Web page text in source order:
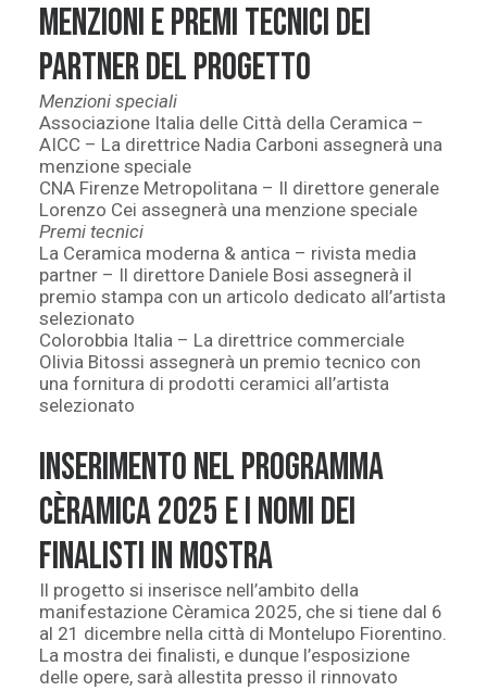
Menzioni e premi tecnici dei
partner del progetto
Menzioni speciali
Associazione Italia delle Città della Ceramica –
AICC – La direttrice Nadia Carboni assegnerà una
menzione speciale
CNA Firenze Metropolitana – Il direttore generale
Lorenzo Cei assegnerà una menzione speciale
Premi tecnici
La Ceramica moderna & antica – rivista media
partner – Il direttore Daniele Bosi assegnerà il
premio stampa con un articolo dedicato all’artista
selezionato
Colorobbia Italia – La direttrice commerciale
Olivia Bitossi assegnerà un premio tecnico con
una fornitura di prodotti ceramici all’artista
selezionato
Inserimento nel programma
Cèramica 2025 e i nomi dei
finalisti in mostra
Il progetto si inserisce nell’ambito della
manifestazione Cèramica 2025, che si tiene dal 6
al 21 dicembre nella città di Montelupo Fiorentino.
La mostra dei finalisti, e dunque l’esposizione
delle opere, sarà allestita presso il rinnovato